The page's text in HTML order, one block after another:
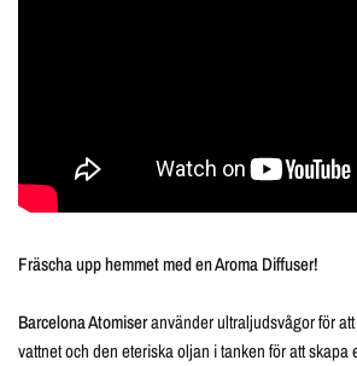
Fräscha upp hemmet med en Aroma Diffuser!
Barcelona Atomiseranvänder ultraljudsvågor för
vattnet och den eteriska oljan i tanken för att skapa